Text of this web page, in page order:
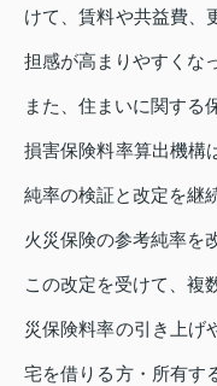
けて、賃料や共益費、
担感が高まりやすくな
また、住まいに関する
損害保険料率算出機構
純率の検証と改定を継
火災保険の参考純率を
この改定を受けて、複
災保険料率の引き上げ
宅を借りる方・所有す